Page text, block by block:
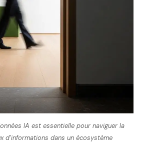
IA est essentielle pour naviguer la
d’informations dans un écosystème